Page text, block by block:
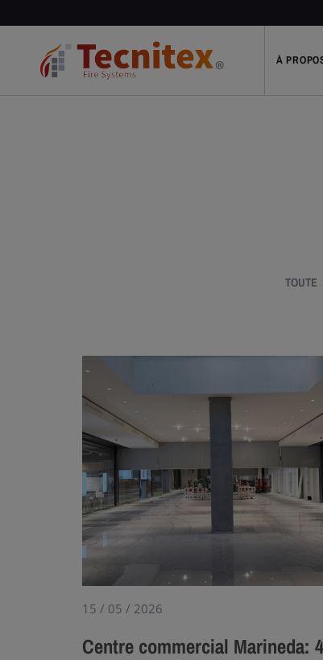
À
TOUTE
15 / 05 / 2026
Centre commercial Marineda: